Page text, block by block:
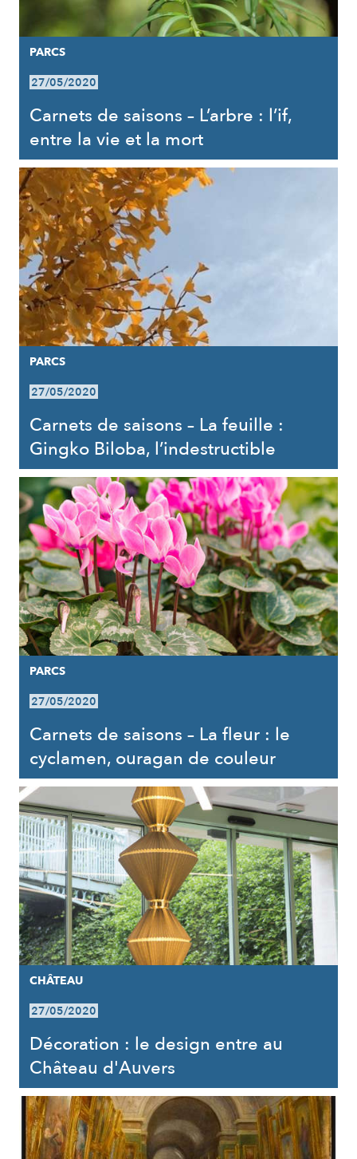
PARCS
27/05/2020
Carnets de saisons – L’arbre : l’if,
entre la vie et la mort
PARCS
27/05/2020
Carnets de saisons – La feuille :
Gingko Biloba, l’indestructible
PARCS
27/05/2020
Carnets de saisons – La fleur : le
cyclamen, ouragan de couleur
CHÂTEAU
27/05/2020
Décoration : le design entre au
Château d'Auvers